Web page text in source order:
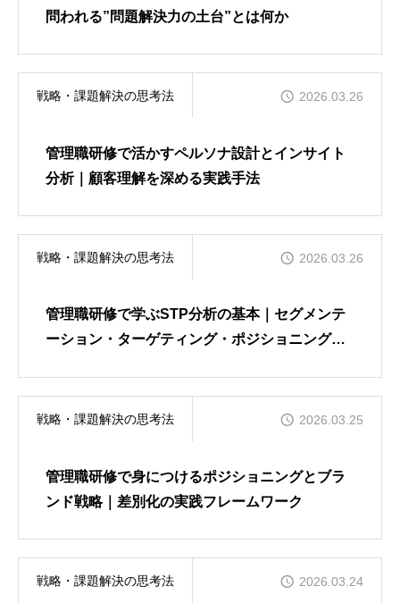
問われる”問題解決力の土台”とは何か
戦略・課題解決の思考法 2026.03.26
管理職研修で活かすペルソナ設計とインサイト
分析｜顧客理解を深める実践手法
戦略・課題解決の思考法 2026.03.26
管理職研修で学ぶSTP分析の基本｜セグメンテ
ーション・ターゲティング・ポジショニングと
戦略・課題解決の思考法 2026.03.25
管理職研修で身につけるポジショニングとブラ
ンド戦略｜差別化の実践フレームワーク
戦略・課題解決の思考法 2026.03.24